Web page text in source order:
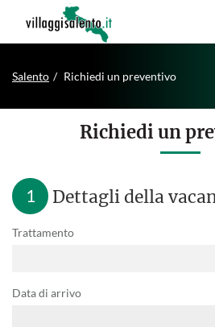
Salento Richiedi un preventivo
Richiedi un
1 Dettagli della
Trattamento
Data di arrivo